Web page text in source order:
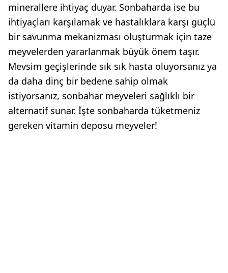
minerallere ihtiyaç duyar. Sonbaharda ise bu
ihtiyaçları karşılamak ve hastalıklara karşı güçlü
bir savunma mekanizması oluşturmak için taze
meyvelerden yararlanmak büyük önem taşır.
Mevsim geçişlerinde sık sık hasta oluyorsanız ya
da daha dinç bir bedene sahip olmak
istiyorsanız, sonbahar meyveleri sağlıklı bir
alternatif sunar. İşte sonbaharda tüketmeniz
gereken vitamin deposu meyveler!